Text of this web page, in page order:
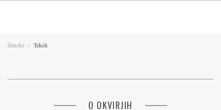
Ženske / Tekeli
O OKVIRJIH